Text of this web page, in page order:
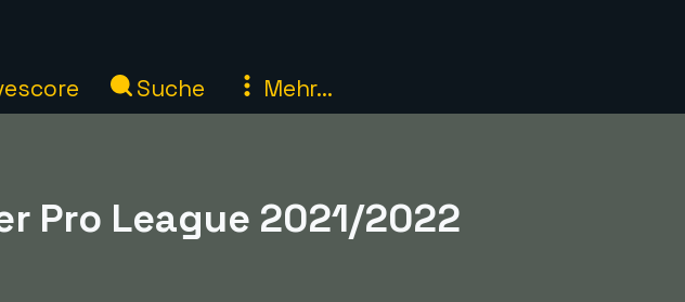
Suche Mehr...
Pro League 2021/2022